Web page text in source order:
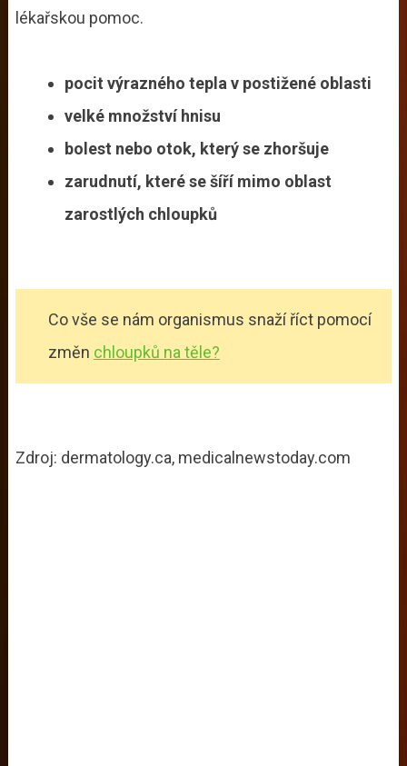
lékařskou pomoc.
pocit výrazného tepla v postižené oblasti
velké množství hnisu
bolest nebo otok, který se zhoršuje
zarudnutí, které se šíří mimo oblast
zarostlých chloupků
Co vše se nám organismus snaží říct pomocí
změn chloupků na těle?
Zdroj: dermatology.ca, medicalnewstoday.com